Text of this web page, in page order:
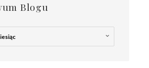
Blogu